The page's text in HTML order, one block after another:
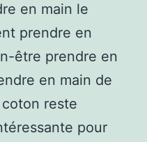
en main le
prendre en
être prendre en
en main de
reste
pour